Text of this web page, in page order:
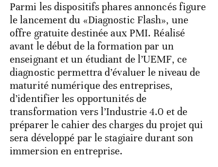
Parmi les dispositifs phares annoncés figure
le lancement du «Diagnostic Flash», une
offre gratuite destinée aux PMI. Réalisé
avant le début de la formation par un
enseignant et un étudiant de l’UEMF, ce
diagnostic permettra d’évaluer le niveau de
maturité numérique des entreprises,
d’identifier les opportunités de
transformation vers l’Industrie 4.0 et de
préparer le cahier des charges du projet qui
sera développé par le stagiaire durant son
immersion en entreprise.